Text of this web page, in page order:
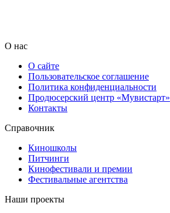
О нас
О сайте
Пользовательское соглашение
Политика конфиденциальности
Продюсерский центр «Мувистарт»
Контакты
Справочник
Киношколы
Питчинги
Кинофестивали и премии
Фестивальные агентства
Наши проекты